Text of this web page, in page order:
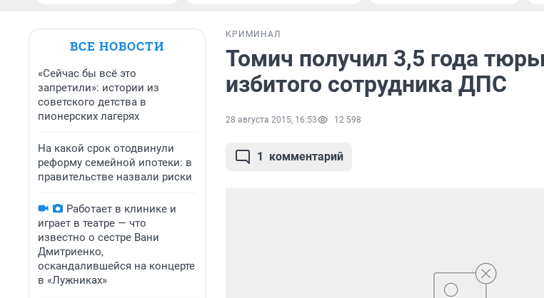
ВСЕ НОВОСТИ
«Сейчас бы всё это
запретили»: истории из
советского детства в
пионерских лагерях
На какой срок отодвинули
реформу семейной ипотеки: в
правительстве назвали риски
Работает в клинике и
играет в театре — что
известно о сестре Вани
Дмитриенко,
оскандалившейся на концерте
в «Лужниках»
КРИМИНАЛ
Томич получил 3,5 года
избитого сотрудника ДПС
28 августа 2015, 16:53 12 598
1 комментарий